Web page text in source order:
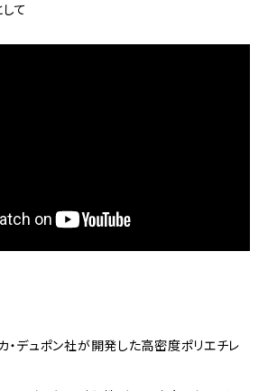
て
・デュポン社が開発した高密度ポリエチレ